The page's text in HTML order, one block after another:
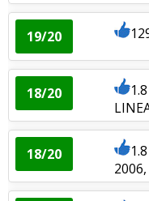
19/20
18/20
18/20